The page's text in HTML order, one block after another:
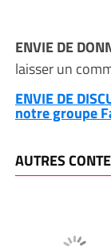
ENVIE DE
laisser un
ENVIE DE
notre groupe
AUTRES